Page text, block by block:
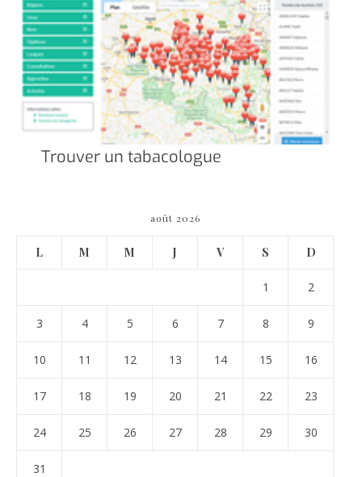
Trouver un tabacologue
août 2026
L M M J V S D
1 2
3 4 5 6 7 8 9
10 11 12 13 14 15 16
17 18 19 20 21 22 23
24 25 26 27 28 29 30
31